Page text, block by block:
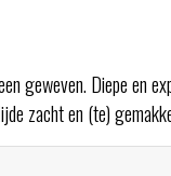
geweven. Diepe en
zacht en (te)